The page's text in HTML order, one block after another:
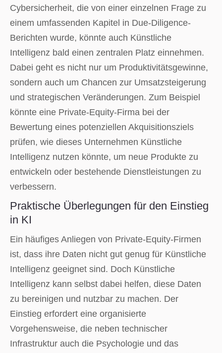
Cybersicherheit, die von einer einzelnen Frage zu
einem umfassenden Kapitel in Due-Diligence-
Berichten wurde, könnte auch Künstliche
Intelligenz bald einen zentralen Platz einnehmen.
Dabei geht es nicht nur um Produktivitätsgewinne,
sondern auch um Chancen zur Umsatzsteigerung
und strategischen Veränderungen. Zum Beispiel
könnte eine Private-Equity-Firma bei der
Bewertung eines potenziellen Akquisitionsziels
prüfen, wie dieses Unternehmen Künstliche
Intelligenz nutzen könnte, um neue Produkte zu
entwickeln oder bestehende Dienstleistungen zu
verbessern.
Praktische Überlegungen für den Einstieg
in KI
Ein häufiges Anliegen von Private-Equity-Firmen
ist, dass ihre Daten nicht gut genug für Künstliche
Intelligenz geeignet sind. Doch Künstliche
Intelligenz kann selbst dabei helfen, diese Daten
zu bereinigen und nutzbar zu machen. Der
Einstieg erfordert eine organisierte
Vorgehensweise, die neben technischer
Infrastruktur auch die Psychologie und das